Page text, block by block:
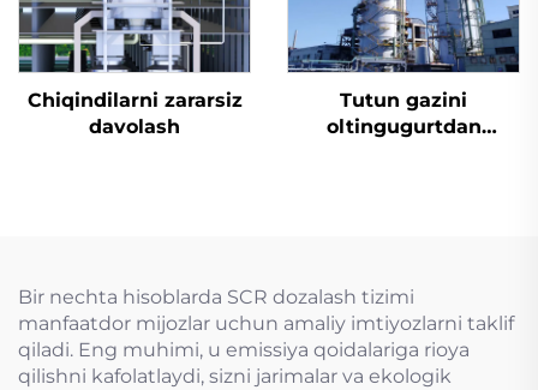
Chiqindilarni zararsiz
davolash
Tutun gazini
oltingugurtdan
Bir nechta hisoblarda SCR dozalash tizimi
manfaatdor mijozlar uchun amaliy imtiyozlarni taklif
qiladi. Eng muhimi, u emissiya qoidalariga rioya
qilishni kafolatlaydi, sizni jarimalar va ekologik